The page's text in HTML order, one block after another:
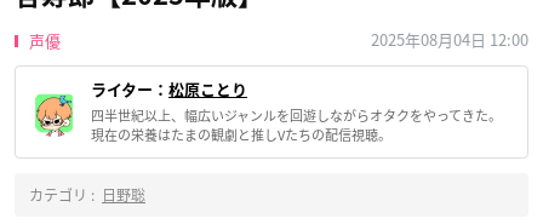
声優 2025年08月04日 12:00
ライター： 松原ことり
四半世紀以上、幅広いジャンルを回遊しながらオタクをやってきた。
現在の栄養はたまの観劇と推しVたちの配信視聴。
カテゴリ : 日野聡